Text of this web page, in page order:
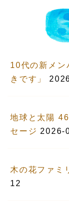
10代の新メン
きです」
地球と太陽
セージ 2026-
木の花ファミ
12